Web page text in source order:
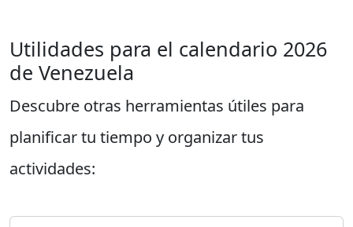
Utilidades para el calendario 2026
de Venezuela
Descubre otras herramientas útiles para
planificar tu tiempo y organizar tus
actividades: